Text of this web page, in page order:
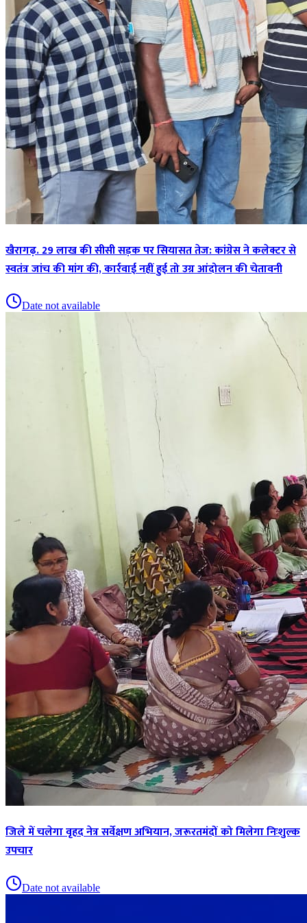
खैरागढ़. 29 लाख की सीसी सड़क पर सियासत तेज: कांग्रेस ने कलेक्टर से
स्वतंत्र जांच की मांग की, कार्रवाई नहीं हुई तो उग्र आंदोलन की चेतावनी
Date not available
जिले में चलेगा वृहद नेत्र सर्वेक्षण अभियान, जरूरतमंदों को मिलेगा निःशुल्क
उपचार
Date not available